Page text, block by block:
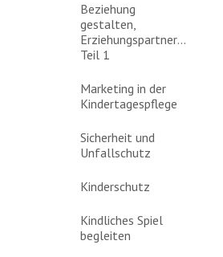
Beziehung
gestalten,
Erziehungspartnerschschaft
Teil 1
Marketing in der
Kindertagespflege
Sicherheit und
Unfallschutz
Kinderschutz
Kindliches Spiel
begleiten